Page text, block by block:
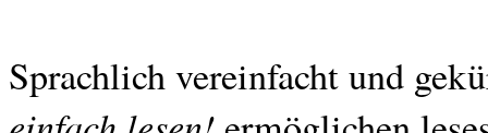
Sprachlich vereinfacht und